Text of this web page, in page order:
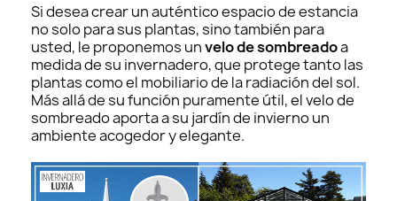
Si desea crear un auténtico espacio de estancia
no solo para sus plantas, sino también para
usted, le proponemos unvelo de sombreadoa
medida de su invernadero, que protege tanto las
plantas como el mobiliario de la radiación del sol.
Más allá de su función puramente útil, el velo de
sombreado aporta a su jardín de invierno un
ambiente acogedor y elegante.